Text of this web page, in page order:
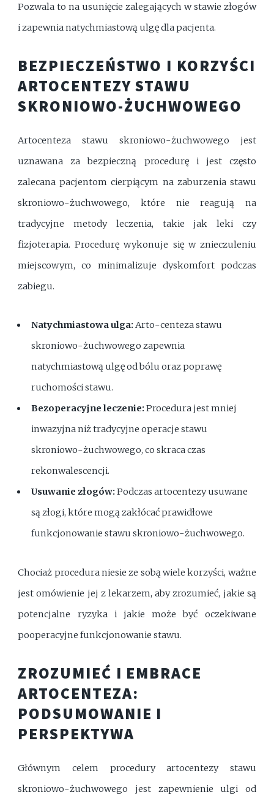
Pozwala to na usunięcie zalegających w stawie złogów
i zapewnia natychmiastową ulgę dla pacjenta.
BEZPIECZEŃSTWO I KORZYŚCI
ARTOCENTEZY STAWU
SKRONIOWO-ŻUCHWOWEGO
Artocenteza stawu skroniowo-żuchwowego jest
uznawana za bezpieczną procedurę i jest często
zalecana pacjentom cierpiącym na zaburzenia stawu
skroniowo-żuchwowego, które nie reagują na
tradycyjne metody leczenia, takie jak leki czy
fizjoterapia. Procedurę wykonuje się w znieczuleniu
miejscowym, co minimalizuje dyskomfort podczas
zabiegu.
Natychmiastowa ulga:Arto-centeza stawu
skroniowo-żuchwowego zapewnia
natychmiastową ulgę od bólu oraz poprawę
ruchomości stawu.
Bezoperacyjne leczenie:Procedura jest mniej
inwazyjna niż tradycyjne operacje stawu
skroniowo-żuchwowego, co skraca czas
rekonwalescencji.
Usuwanie złogów:Podczas artocentezy usuwane
są złogi, które mogą zakłócać prawidłowe
funkcjonowanie stawu skroniowo-żuchwowego.
Chociaż procedura niesie ze sobą wiele korzyści, ważne
jest omówienie jej z lekarzem, aby zrozumieć, jakie są
potencjalne ryzyka i jakie może być oczekiwane
pooperacyjne funkcjonowanie stawu.
ZROZUMIEĆ I EMBRACE
ARTOCENTEZA:
PODSUMOWANIE I
PERSPEKTYWA
Głównym celem procedury artocentezy stawu
skroniowo-żuchwowego jest zapewnienie ulgi od